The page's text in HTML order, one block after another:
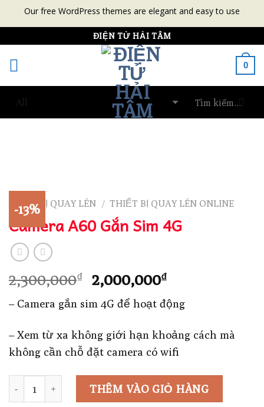
content
ĐIỆN TỬ HẢI TÂM
0
-13%
THIẾT BỊ QUAY LÉN / THIẾT BỊ QUAY LÉN ONLINE
Camera A60 Gắn Sim 4G
2,300,000₫
Giá
gốc
là:
2,300,000₫.
2,000,000₫
hiện
tại
là:
2,000,000₫.
– Camera gắn sim 4G để hoạt động
– Xem từ xa không giới hạn khoảng cách mà
không cần chỗ đặt camera có wifi
THÊM VÀO GIỎ HÀNG
Our free WordPress themes are elegant and easy to use